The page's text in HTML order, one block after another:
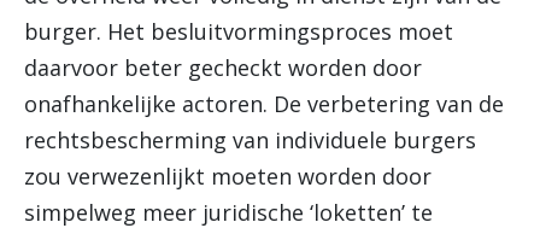
burger. Het besluitvormingsproces moet
daarvoor beter gecheckt worden door
onafhankelijke actoren. De verbetering van de
rechtsbescherming van individuele burgers
zou verwezenlijkt moeten worden door
simpelweg meer juridische ‘loketten’ te